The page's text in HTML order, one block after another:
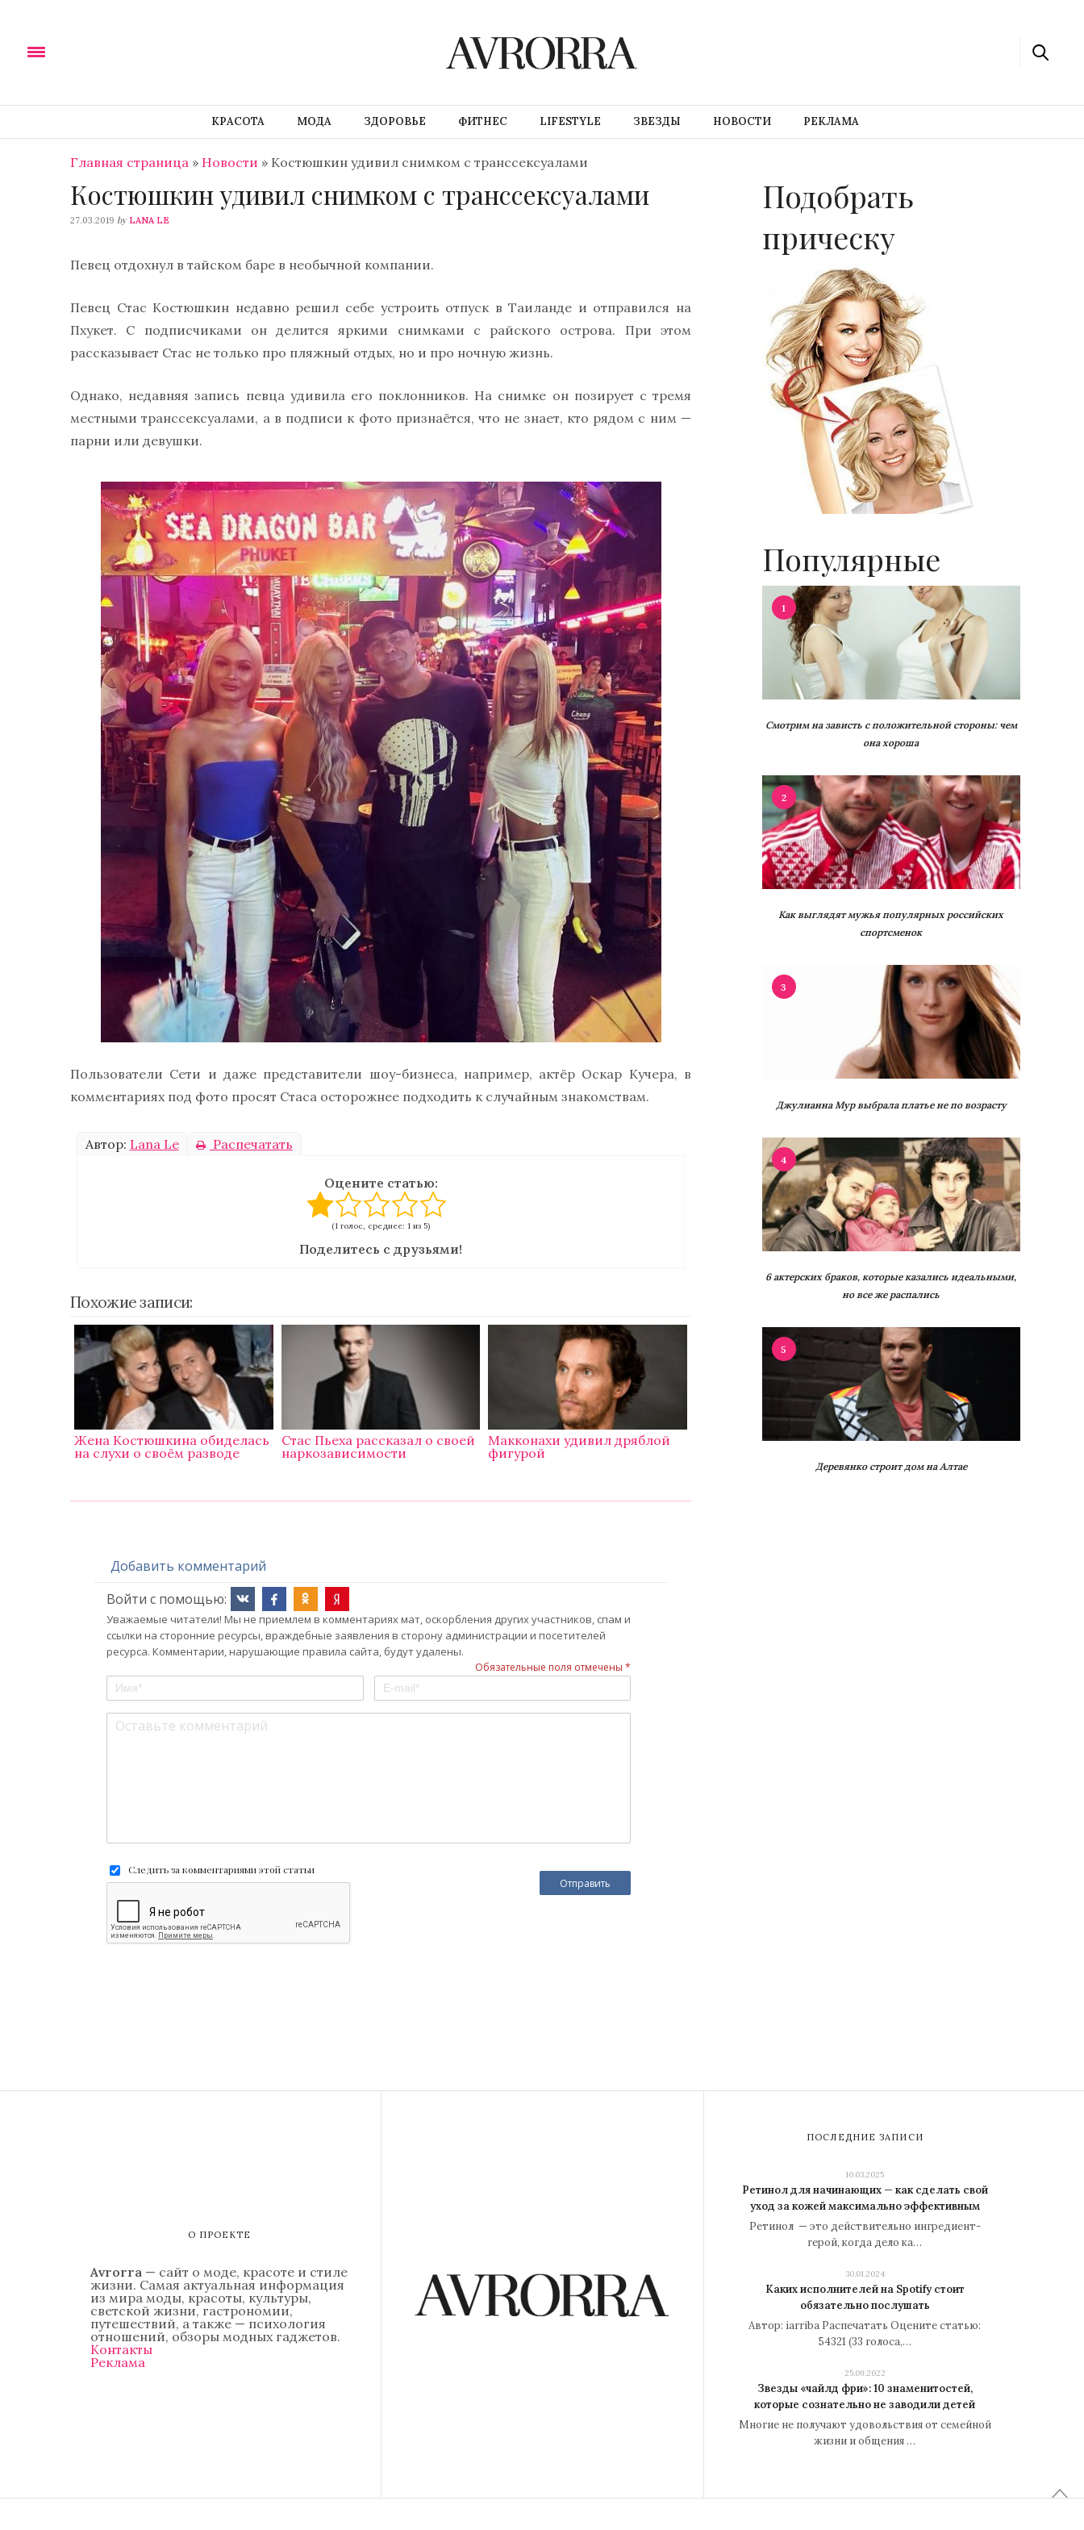
КРАСОТА МОДА ЗДОРОВЬЕ ФИТНЕС LIFESTYLE ЗВЕЗДЫ НОВОСТИ РЕКЛАМА
Главная страница » Новости » Костюшкин удивил снимком с транссексуалами
Костюшкин удивил снимком с транссексуалами
27.03.2019 by LANA LE
Певец отдохнул в тайском баре в необычной компании.
Певец Стас Костюшкин недавно решил себе устроить отпуск в Таиланде и отправился на
Пхукет. С подписчиками он делится яркими снимками с райского острова. При этом
рассказывает Стас не только про пляжный отдых, но и про ночную жизнь.
Однако, недавняя запись певца удивила его поклонников. На снимке он позирует с тремя
местными транссексуалами, а в подписи к фото признаётся, что не знает, кто рядом с ним —
парни или девушки.
Пользователи Сети и даже представители шоу-бизнеса, например, актёр Оскар Кучера, в
комментариях под фото просят Стаса осторожнее подходить к случайным знакомствам.
Автор: Lana Le Распечатать
Оцените статью:
(1 голос, среднее: 1 из 5)
Поделитесь с друзьями!
Похожие записи:
Жена Костюшкина обиделась
на слухи о своём разводе
Стас Пьеха рассказал о своей
наркозависимости
Макконахи удивил дряблой
фигурой
Добавить комментарий
Войти с помощью:
Уважаемые читатели! Мы не приемлем в комментариях мат, оскорбления других участников, спам и
ссылки на сторонние ресурсы, враждебные заявления в сторону администрации и посетителей
ресурса. Комментарии, нарушающие правила сайта, будут удалены.
Обязательные поля отмечены *
Следить за комментариями этой статьи
Подобрать
прическу
Популярные
1
Смотрим на зависть с положительной стороны: чем
она хороша
2
Как выглядят мужья популярных российских
спортсменок
3
Джулианна Мур выбрала платье не по возрасту
4
6 актерских браков, которые казались идеальными,
но все же распались
5
Деревянко строит дом на Алтае
О ПРОЕКТЕ
Avrorra — сайт о моде, красоте и стиле
жизни. Самая актуальная информация
из мира моды, красоты, культуры,
светской жизни, гастрономии,
путешествий, а также — психология
отношений, обзоры модных гаджетов.
Контакты
Реклама
ПОСЛЕДНИЕ ЗАПИСИ
10.03.2025
Ретинол для начинающих — как сделать свой
уход за кожей максимально эффективным
Ретинол — это действительно ингредиент-
герой, когда дело ка…
30.01.2024
Каких исполнителей на Spotify стоит
обязательно послушать
Автор: iarriba Распечатать Оцените статью:
54321 (33 голоса,…
25.09.2022
Звезды «чайлд фри»: 10 знаменитостей,
которые сознательно не заводили детей
Многие не получают удовольствия от семейной
жизни и общения …